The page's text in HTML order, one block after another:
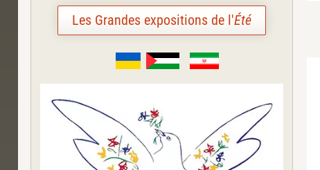
Les Grandes expositions de l'Été